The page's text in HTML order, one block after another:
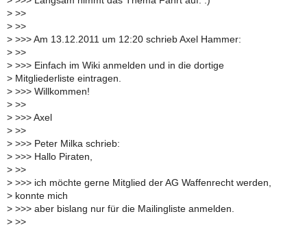
> >>
> >>
> >>> Am 13.12.2011 um 12:20 schrieb Axel Hammer:
> >>
> >>> Einfach im Wiki anmelden und in die dortige
> Mitgliederliste eintragen.
> >>> Willkommen!
> >>
> >>> Axel
> >>
> >>> Peter Milka schrieb:
> >>> Hallo Piraten,
> >>
> >>> ich möchte gerne Mitglied der AG Waffenrecht werden,
> konnte mich
> >>> aber bislang nur für die Mailingliste anmelden.
> >>